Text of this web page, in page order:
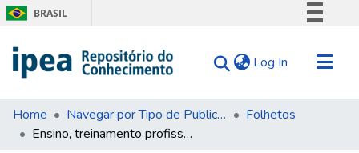
BRASIL
Comunica BR
Acesso à informação
Log In (current)
Communities & Collections
Search for
Home Navegar por Tipo de Publicação
Folhetos
Ensino, treinamento profissional e mercado de trabalho : a situação do jovem no Brasil